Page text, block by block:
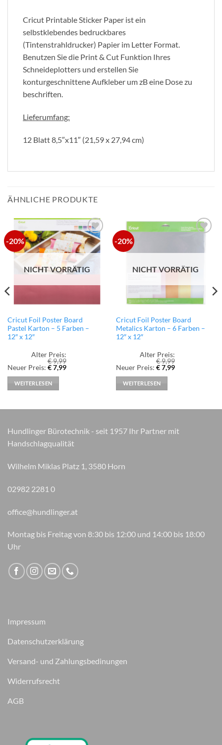
Cricut Printable Sticker Paper ist ein
selbstklebendes bedruckbares
(Tintenstrahldrucker) Papier im Letter Format.
Benutzen Sie die Print & Cut Funktion Ihres
Schneideplotters und erstellen Sie
konturgeschnittene Aufkleber um zB eine Dose zu
beschriften.
Lieferumfang:
12 Blatt 8,5″x11″ (21,59 x 27,94 cm)
ÄHNLICHE PRODUKTE
-20%
zur
Wunschliste
hinzufügen
NICHT VORRÄTIG
Cricut Foil Poster Board
Pastel Karton – 5 Farben –
12″ x 12″
Alter Preis:
€9,99
Ursprünglicher
war:
€ 9,99
Neuer Preis: €7,99Aktueller
WEITERLESEN
-20%
hinzufügen
NICHT VORRÄTIG
Cricut Foil Poster Board
Metalics Karton – 6 Farben –
12″ x 12″
Alter Preis:
€9,99
Ursprünglicher
war:
€ 9,99
Neuer Preis: €7,99Aktueller
WEITERLESEN
Hundlinger Bürotechnik - seit 1957 Ihr Partner mit
Handschlagqualität
Wilhelm Miklas Platz 1, 3580 Horn
02982 2281 0
office@hundlinger.at
Montag bis Freitag von 8:30 bis 12:00 und 14:00 bis 18:00
Uhr
Impressum
Datenschutzerklärung
Versand- und Zahlungsbedinungen
Widerrufsrecht
AGB